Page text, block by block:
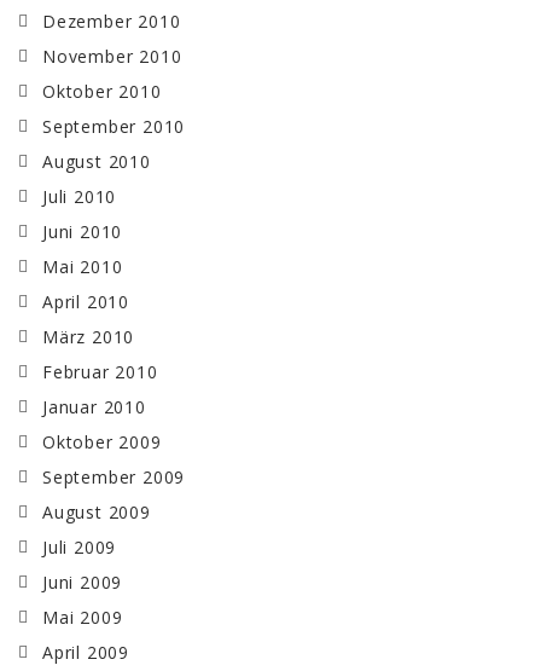
Dezember 2010
November 2010
Oktober 2010
September 2010
August 2010
Juli 2010
Juni 2010
Mai 2010
April 2010
März 2010
Februar 2010
Januar 2010
Oktober 2009
September 2009
August 2009
Juli 2009
Juni 2009
Mai 2009
April 2009